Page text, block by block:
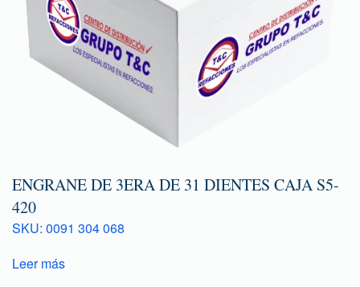
ENGRANE DE 3ERA DE 31 DIENTES CAJA S5-
420
SKU: 0091 304 068
Leer más